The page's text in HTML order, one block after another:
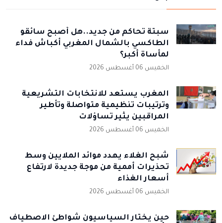
سبتة تحاكم من جديد..هل أصبح سائقو
الطاكسي بالشمال المغربي أكباش فداء
لمأساة أكبر؟
الخميس 06 أغسطس 2026
المغرب يستعد للانتخابات التشريعية
وترتيبات تنظيمية متواصلة وتأطير
المراقبين يثير تساؤلات
الخميس 06 أغسطس 2026
شبح الغلاء يهدد موائد الملايين وسط
تحذيرات أممية من موجة جديدة لارتفاع
أسعار الغذاء
الخميس 06 أغسطس 2026
حين يختار السياسيون شواطئ الاصطياف